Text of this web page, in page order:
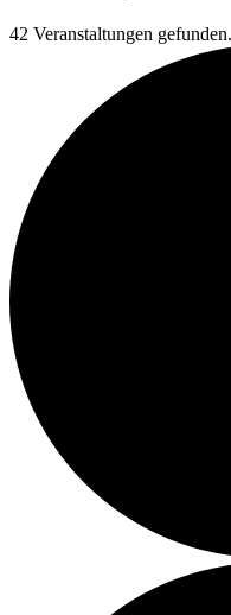
42 Veranstaltungen gefunden.